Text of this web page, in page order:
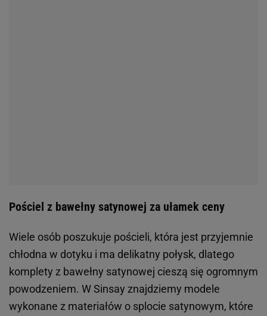
Pościel z bawełny satynowej za ułamek ceny
Wiele osób poszukuje pościeli, która jest przyjemnie
chłodna w dotyku i ma delikatny połysk, dlatego
komplety z bawełny satynowej cieszą się ogromnym
powodzeniem. W Sinsay znajdziemy modele
wykonane z materiałów o splocie satynowym, które